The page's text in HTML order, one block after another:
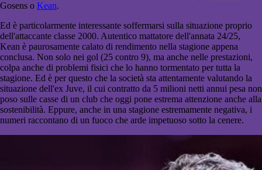
Gosens o Kean.
Ed è particolarmente interessante soffermarsi sulla situazione proprio
dell'attaccante classe 2000. Autentico mattatore dell'annata 24/25,
Kean è paurosamente calato di rendimento nella stagione appena
conclusa. Non solo nei gol (25 contro 9), ma anche nelle prestazioni,
colpa anche di problemi fisici che lo hanno tormentato per tutta la
stagione. Ed è per questo che la società sta attentamente valutando la
situazione dell'ex Juve, il cui contratto da 5 milioni netti annui pesa non
poso sulle casse di un club che oggi pone estrema attenzione anche alla
sostenibilità. Eppure, anche in una stagione estremamente negativa, i
numeri raccontano di un fuoco che arde impetuoso sotto la cenere.